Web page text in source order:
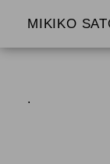
MIKIKO
.